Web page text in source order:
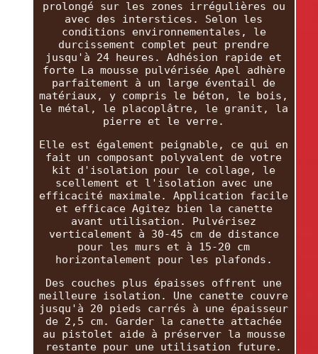
prolongé sur les zones irrégulières ou
avec des interstices. Selon les
conditions environnementales, le
durcissement complet peut prendre
jusqu'à 24 heures. Adhésion rapide et
forte La mousse pulvérisée Apel adhère
parfaitement à un large éventail de
matériaux, y compris le béton, le bois,
le métal, le placoplâtre, le granit, la
pierre et le verre.
Elle est également peignable, ce qui en
fait un composant polyvalent de votre
kit d'isolation pour le collage, le
scellement et l'isolation avec une
efficacité maximale. Application facile
et efficace Agitez bien la canette
avant utilisation. Pulvérisez
verticalement à 30-45 cm de distance
pour les murs et à 15-20 cm
horizontalement pour les plafonds.
Des couches plus épaisses offrent une
meilleure isolation. Une canette couvre
jusqu'à 20 pieds carrés à une épaisseur
de 2,5 cm. Garder la canette attachée
au pistolet aide à préserver la mousse
restante pour une utilisation future.